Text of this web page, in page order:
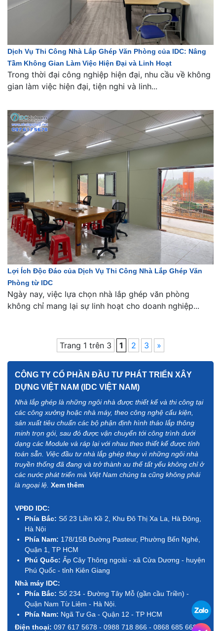
Dịch Vụ Thi Công Nhà Lắp Ghép Văn Phòng của IDC: Nâng
Tầm Không Gian Làm Việc Hiện Đại và Linh Hoạt
Trong thời đại công nghiệp hiện đại, nhu cầu về không
gian làm việc hiện đại, tiện nghi và linh...
Lợi Ích Độc Đáo của Dịch Vụ Thi Công Nhà Lắp Ghép Văn
Phòng từ IDC
Ngày nay, việc lựa chọn nhà lắp ghép văn phòng
không chỉ mang lại sự linh hoạt cho doanh nghiệp...
Trang 1 trên 3 1 2 3 »
CÔNG TY CỔ PHẦN ĐẦU TƯ PHÁT TRIỂN XÂY
DỰNG VIỆT NAM (IDC VIỆT NAM)
Nhà lắp ghép là những ngôi nhà được thiết kế và thi công tại
các công xưởng hoặc nhà máy, theo công nghệ cấu kiện,
sản xuất tiêu chuẩn các bộ phận định hình tháo lắp thông
minh trọn gói, sau đó được vận chuyển tới công trình dưới
dạng các Module và ráp lại với nhau theo thiết kế được tính
toán sẵn. Việc đầu tư nhà lắp ghép thay vì những ngôi nhà
truyền thống đã đang và trở thành xu thế tất yếu không chỉ ở
các nước phát triển mà Việt Nam chúng ta cũng không phải
là ngoại lệ. Xem thêm
VPĐD IDC:
Phía Bắc: Số 23 Liền Kề 2, Khu Đô Thị Xa La, Hà Đông,
Hà Nội
Phía Nam: 178/15B Đường Pasteur, Phường Bến Nghé,
Quận 1, TP HCM
Phú Quốc: Ấp Cây Thông ngoài - xã Cửa Dương - huyện
Phú Quốc - tỉnh Kiên Giang
Nhà máy IDC:
Phía Bắc: Số 234 - Đường Tây Mỗ (gần cầu Triền) -
Quận Nam Từ Liêm - Hà Nội.
Phía Nam: Ngã Tư Ga - Quận 12 - TP HCM
Điện thoại: 097 617 5678 - 0988 718 866 - 0868 685 668